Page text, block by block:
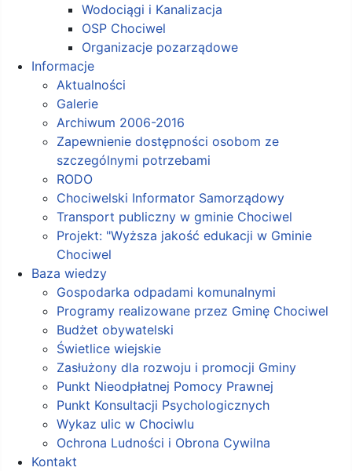
Wodociągi i Kanalizacja
OSP Chociwel
Organizacje pozarządowe
Informacje
Aktualności
Galerie
Archiwum 2006-2016
Zapewnienie dostępności osobom ze
szczególnymi potrzebami
RODO
Chociwelski Informator Samorządowy
Transport publiczny w gminie Chociwel
Projekt: "Wyższa jakość edukacji w Gminie
Chociwel
Baza wiedzy
Gospodarka odpadami komunalnymi
Programy realizowane przez Gminę Chociwel
Budżet obywatelski
Świetlice wiejskie
Zasłużony dla rozwoju i promocji Gminy
Punkt Nieodpłatnej Pomocy Prawnej
Punkt Konsultacji Psychologicznych
Wykaz ulic w Chociwlu
Ochrona Ludności i Obrona Cywilna
Kontakt